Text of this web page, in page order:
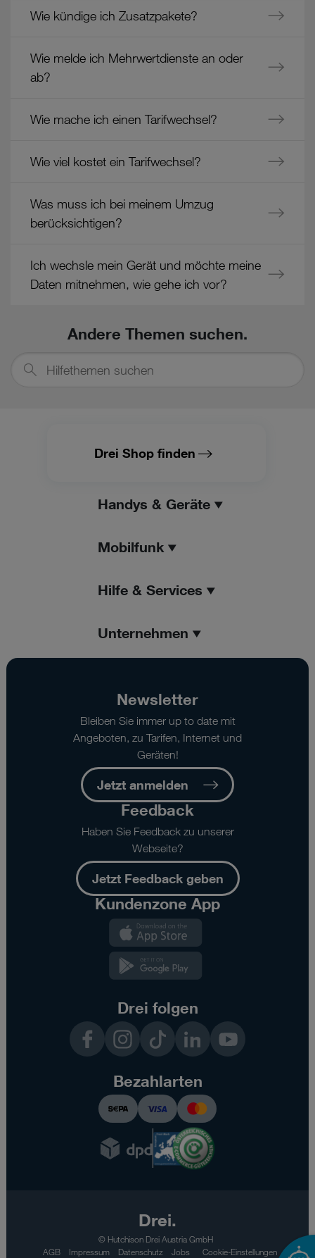
Bereich
der
Produkte"
Wie kündige ich Zusatzpakete?
Wie melde ich Mehrwertdienste an oder
ab?
Wie mache ich einen Tarifwechsel?
Wie viel kostet ein Tarifwechsel?
Was muss ich bei meinem Umzug
berücksichtigen?
Ich wechsle mein Gerät und möchte meine
Daten mitnehmen, wie gehe ich vor?
Andere Themen suchen.
suchen
Drei Shop finden
Handys & Geräte
Mobilfunk
Hilfe & Services
Unternehmen
Newsletter
Bleiben Sie immer up to date mit
Angeboten, zu Tarifen, Internet und
Geräten!
Jetzt anmelden
Feedback
Haben Sie Feedback zu unserer
Webseite?
Jetzt Feedback geben
Kundenzone App
Drei folgen
InstagramTikTok LinkedInYouTube
Bezahlarten
Drei.
© Hutchison Drei Austria GmbH
AGB
Impressum Datenschutz Jobs Cookie-Einstellungen
(z.B. Data Privacy Framework), werden wie europäische
Unternehmen behandelt.
Sie nur jene Cookies im Einsatz, die zur Funktion dieser